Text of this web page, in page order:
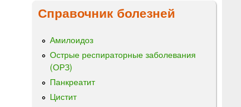
Справочник болезней
Амилоидоз
Острые респираторные заболевания
(ОРЗ)
Панкреатит
Цистит